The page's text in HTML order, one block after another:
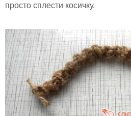
просто сплести косичку.